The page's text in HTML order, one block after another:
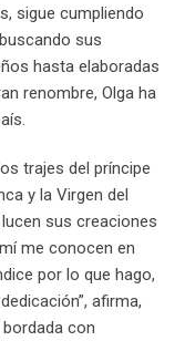
sigue cumpliendo
sus
hasta elaboradas
renombre, Olga ha
trajes del príncipe
y la Virgen del
sus creaciones
me conocen en
por lo que hago,
afirma,
con